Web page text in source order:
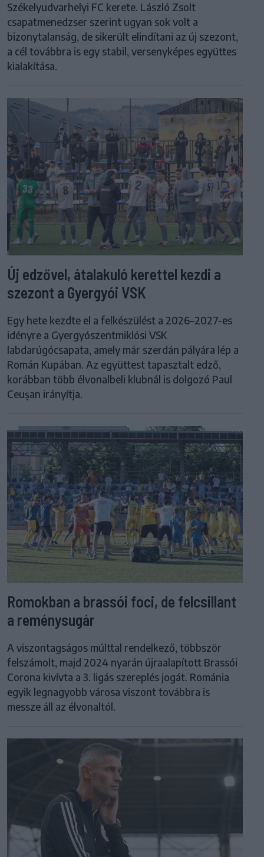
Székelyudvarhelyi FC kerete. László Zsolt
csapatmenedzser szerint ugyan sok volt a
bizonytalanság, de sikerült elindítani az új szezont,
a cél továbbra is egy stabil, versenyképes együttes
kialakítása.
Új edzővel, átalakuló kerettel kezdi a
szezont a Gyergyói VSK
Egy hete kezdte el a felkészülést a 2026–2027-es
idényre a Gyergyószentmiklósi VSK
labdarúgócsapata, amely már szerdán pályára lép a
Román Kupában. Az együttest tapasztalt edző,
korábban több élvonalbeli klubnál is dolgozó Paul
Ceușan irányítja.
Romokban a brassói foci, de felcsillant
a reménysugár
A viszontagságos múlttal rendelkező, többször
felszámolt, majd 2024 nyarán újraalapított Brassói
Corona kivívta a 3. ligás szereplés jogát. Románia
egyik legnagyobb városa viszont továbbra is
messze áll az élvonaltól.